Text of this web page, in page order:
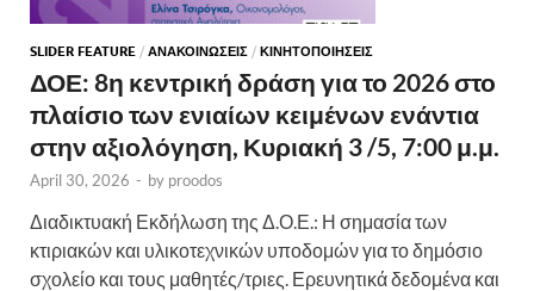
SLIDER FEATURE / ΑΝΑΚΟΙΝΩΣΕΙΣ / ΚΙΝΗΤΟΠΟΙΗΣΕΙΣ
ΔΟΕ: 8η κεντρική δράση για το 2026 στο
πλαίσιο των ενιαίων κειμένων ενάντια
στην αξιολόγηση, Κυριακή 3 /5, 7:00 μ.μ.
April 30, 2026 - by proodos
Διαδικτυακή Εκδήλωση της Δ.Ο.Ε.: Η σημασία των
κτιριακών και υλικοτεχνικών υποδομών για το δημόσιο
σχολείο και τους μαθητές/τριες. Ερευνητικά δεδομένα και